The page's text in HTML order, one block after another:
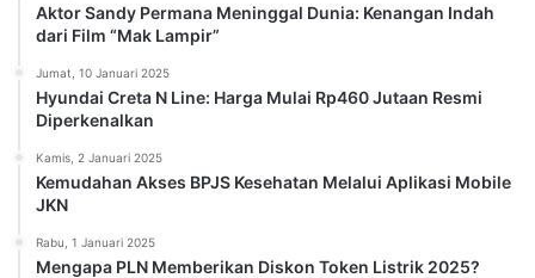
Aktor Sandy Permana Meninggal Dunia: Kenangan Indah
dari Film “Mak Lampir”
Jumat, 10 Januari 2025
Hyundai Creta N Line: Harga Mulai Rp460 Jutaan Resmi
Diperkenalkan
Kamis, 2 Januari 2025
Kemudahan Akses BPJS Kesehatan Melalui Aplikasi Mobile
JKN
Rabu, 1 Januari 2025
Mengapa PLN Memberikan Diskon Token Listrik 2025?